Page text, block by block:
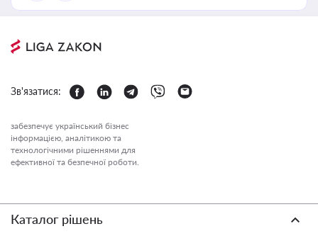
Зв'язатися:
забезпечує український бізнес
інформацією, аналітикою та
технологічними рішеннями для
ефективної та безпечної роботи.
Каталог рішень